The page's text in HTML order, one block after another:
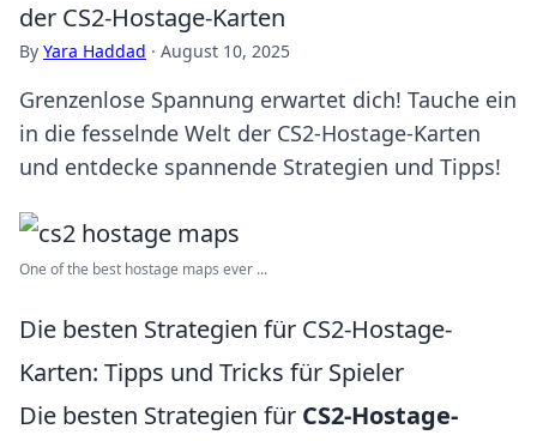
der CS2-Hostage-Karten
By Yara Haddad · August 10, 2025
Grenzenlose Spannung erwartet dich! Tauche ein
in die fesselnde Welt der CS2-Hostage-Karten
und entdecke spannende Strategien und Tipps!
One of the best hostage maps ever ...
Die besten Strategien für CS2-Hostage-
Karten: Tipps und Tricks für Spieler
Die besten Strategien für CS2-Hostage-